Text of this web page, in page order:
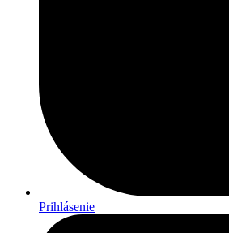
Prihlásenie